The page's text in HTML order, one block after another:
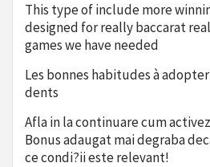
This type of include more
designed for really baccarat
games we have needed
Les bonnes habitudes à
dents
Afla in la continuare cum
Bonus adaugat mai degraba
ce condi?ii este relevant!